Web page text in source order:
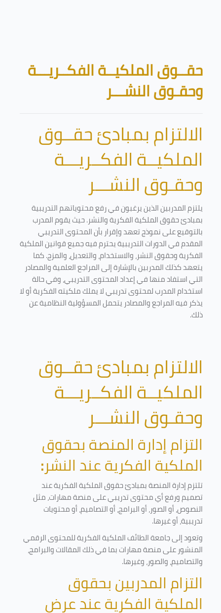
الكتل
حقــوق الملكيــة الفكــريـــة
وحقـوق النشـــر
الالتزام بمبادئ حقــوق
الملكيــة الفكــريـــة
وحقـوق النشـــر
يلتزم المدربين الذين يرغبون في رفع محتوياتهم التدريبية
بمبادئ حقوق الملكية الفكرية والنشر. حيث يقوم المدرب
بالتوقيع على نموذج تعهد وإقرار بأن المحتوى التدريبي
المقدم في الدورات التدريبية يحترم فيه جميع قوانين الملكية
الفكرية وحقوق النشر، والاستخدام، والتعديل، والمزج. كما
يتعهد كذلك المدربين بالإشارة إلى المراجع العلمية والمصادر
التي استفاد منها في إعداد المحتوى التدريبي، وفي حالة
استخدام المدرب لمحتوى تدريبي لا يملك ملكيته الفكرية أو لا
يذكر فيه المراجع والمصادر يتحمل المسؤولية النظامية عن
ذلك.
الالتزام بمبادئ حقــوق
الملكيــة الفكــريـــة
وحقـوق النشـــر
التزام إدارة المنصة بحقوق
الملكية الفكرية عند النشر:
تلتزم إدارة المنصة بمبادئ حقوق الملكية الفكرية عند
تصميم ورفع أي محتوى تدريبي على منصة مهارات، مثل
النصوص، أو الصور، أو البرامج، أو التصاميم، أو محتويات
تدريبية، أو غيرها.
وتعود إلى جامعة الطائف الملكية الفكرية للمحتوى الرقمي
المنشور على منصة مهارات بما في ذلك المقالات والبرامج،
والتصاميم، والصور، وغيرها.
التزام المدربين بحقوق
الملكية الفكرية عند عرض